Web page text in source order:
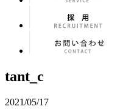
tant_c
2021/05/17